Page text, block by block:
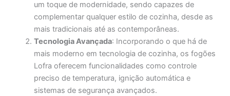
um toque de modernidade, sendo capazes de
complementar qualquer estilo de cozinha, desde as
mais tradicionais até as contemporâneas.
Tecnologia Avançada: Incorporando o que há de
mais moderno em tecnologia de cozinha, os fogões
Lofra oferecem funcionalidades como controle
preciso de temperatura, ignição automática e
sistemas de segurança avançados.